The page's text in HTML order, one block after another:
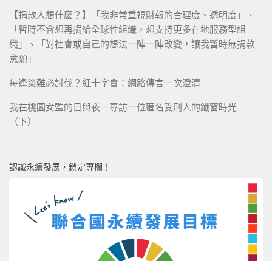
【捐款人想什麼？】「我非常重視財報的合理度、透明度」、
「暫時不會想再捐給全球性組織，想支持更多在地服務型組
織」、「對社會或自己的想法一陣一陣改變，讓我暫時無捐款
意願」
每逢災難必討伐？紅十字會：網路傳言一次澄清
我在桃園女監的日與夜－專訪一位匿名受刑人的鐵窗時光
（下）
認識永續發展，鎖定專欄！